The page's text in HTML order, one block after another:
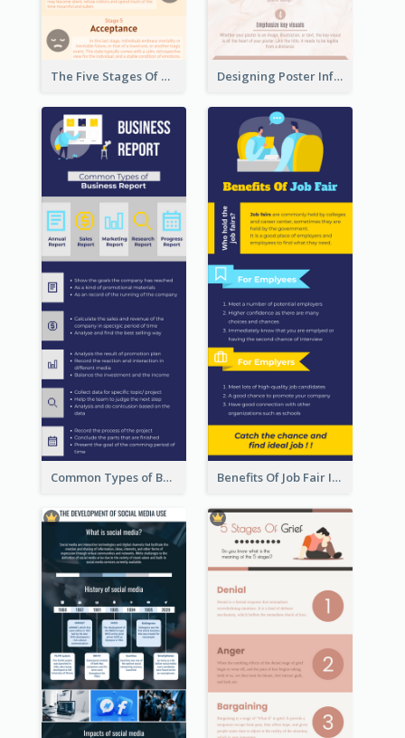
The Five Stages Of The Grief Model Infographic Designing Poster Infographic
Common Types of Business Report Infographic Benefits Of Job Fair Infographic